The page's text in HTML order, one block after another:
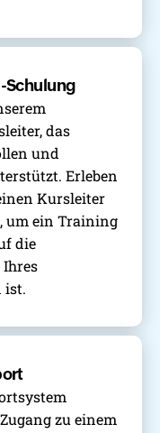
Schulung
das
und
Erleben
Kursleiter
um ein Training
die
ist.
zu einem